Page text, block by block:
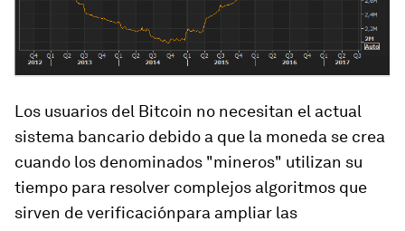
Los usuarios del Bitcoin no necesitan el actual
sistema bancario debido a que la moneda se crea
cuando los denominados "mineros" utilizan su
tiempo para resolver complejos algoritmos que
sirven de verificaciónpara ampliar las